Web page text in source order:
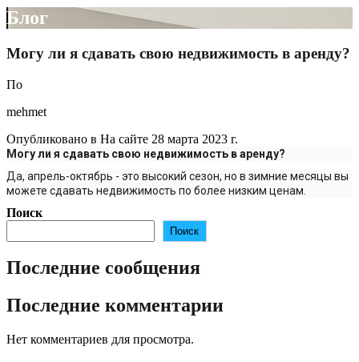
Блог
Могу ли я сдавать свою недвижимость в аренду?
По
mehmet
Опубликовано в На сайте 28 марта 2023 г.
Могу ли я сдавать свою недвижимость в аренду?
Да, апрель-октябрь - это высокий сезон, но в зимние месяцы вы
можете сдавать недвижимость по более низким ценам.
Поиск
Поиск
Последние сообщения
Последние комментарии
Нет комментариев для просмотра.